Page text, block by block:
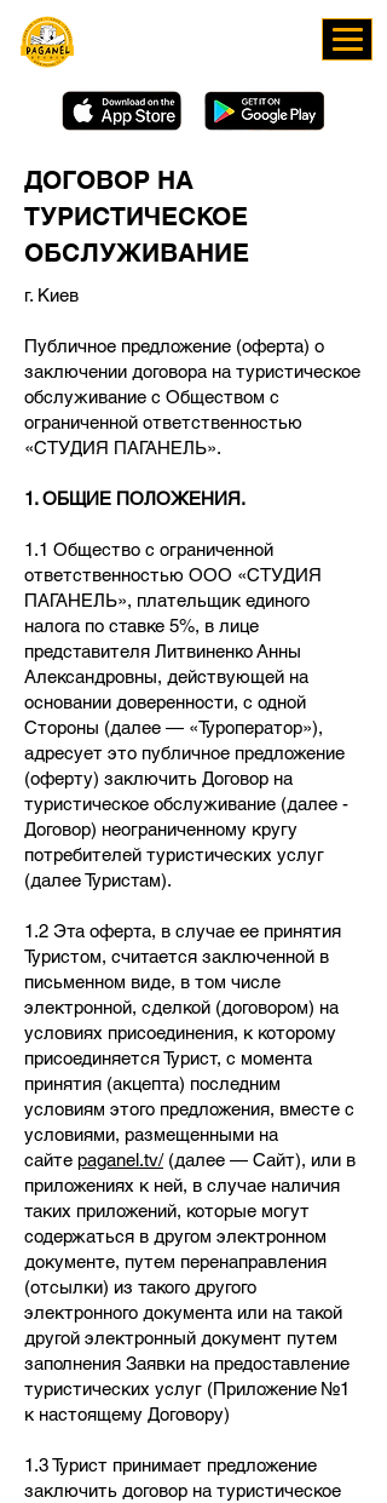
ДОГОВОР НА
ТУРИСТИЧЕСКОЕ
ОБСЛУЖИВАНИЕ
г. Киев
Публичное предложение (оферта) о
заключении договора на туристическое
обслуживание с Обществом с
ограниченной ответственностью
«СТУДИЯ ПАГАНЕЛЬ».
1. ОБЩИЕ ПОЛОЖЕНИЯ.
1.1 Общество с ограниченной
ответственностью ООО «СТУДИЯ
ПАГАНЕЛЬ», плательщик единого
налога по ставке 5%, в лице
представителя Литвиненко Анны
Александровны, действующей на
основании доверенности, с одной
Стороны (далее — «Туроператор»),
адресует это публичное предложение
(оферту) заключить Договор на
туристическое обслуживание (далее -
Договор) неограниченному кругу
потребителей туристических услуг
(далее Туристам).
1.2 Эта оферта, в случае ее принятия
Туристом, считается заключенной в
письменном виде, в том числе
электронной, сделкой (договором) на
условиях присоединения, к которому
присоединяется Турист, с момента
принятия (акцепта) последним
условиям этого предложения, вместе с
условиями, размещенными на
сайте paganel.tv/(далее — Сайт), или в
приложениях к ней, в случае наличия
таких приложений, которые могут
содержаться в другом электронном
документе, путем перенаправления
(отсылки) из такого другого
электронного документа или на такой
другой электронный документ путем
заполнения Заявки на предоставление
туристических услуг (Приложение №1
к настоящему Договору)
1.3 Турист принимает предложение
заключить договор на туристическое